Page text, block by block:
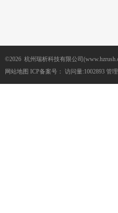
©2026 杭州瑞析科技有限公司
网站地图 ICP备案号： 访问量:1002893 管